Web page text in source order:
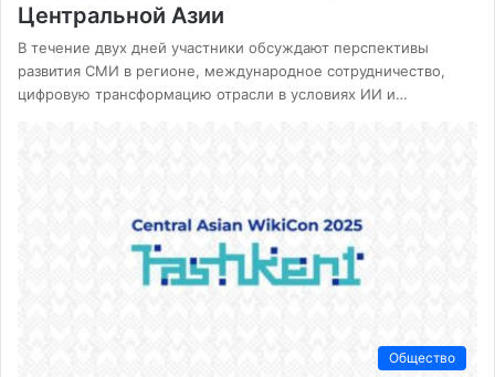
Центральной Азии
В течение двух дней участники обсуждают перспективы
развития СМИ в регионе, международное сотрудничество,
цифровую трансформацию отрасли в условиях ИИ и…
Общество